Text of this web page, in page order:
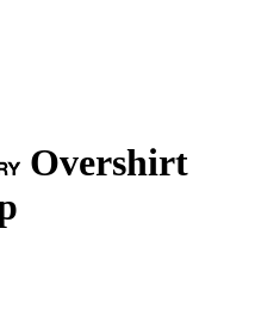
Overshirt